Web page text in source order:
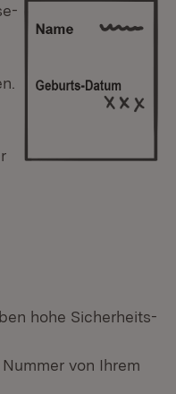
hohe Sicherheits-
von Ihrem